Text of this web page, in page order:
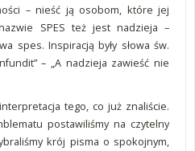
– nieść ją osobom, które jej
SPES też jest nadzieja –
spes. Inspiracją były słowa św.
– „A nadzieja zawieść nie
tego, co już znaliście.
postawiliśmy na czytelny
krój pisma o spokojnym,